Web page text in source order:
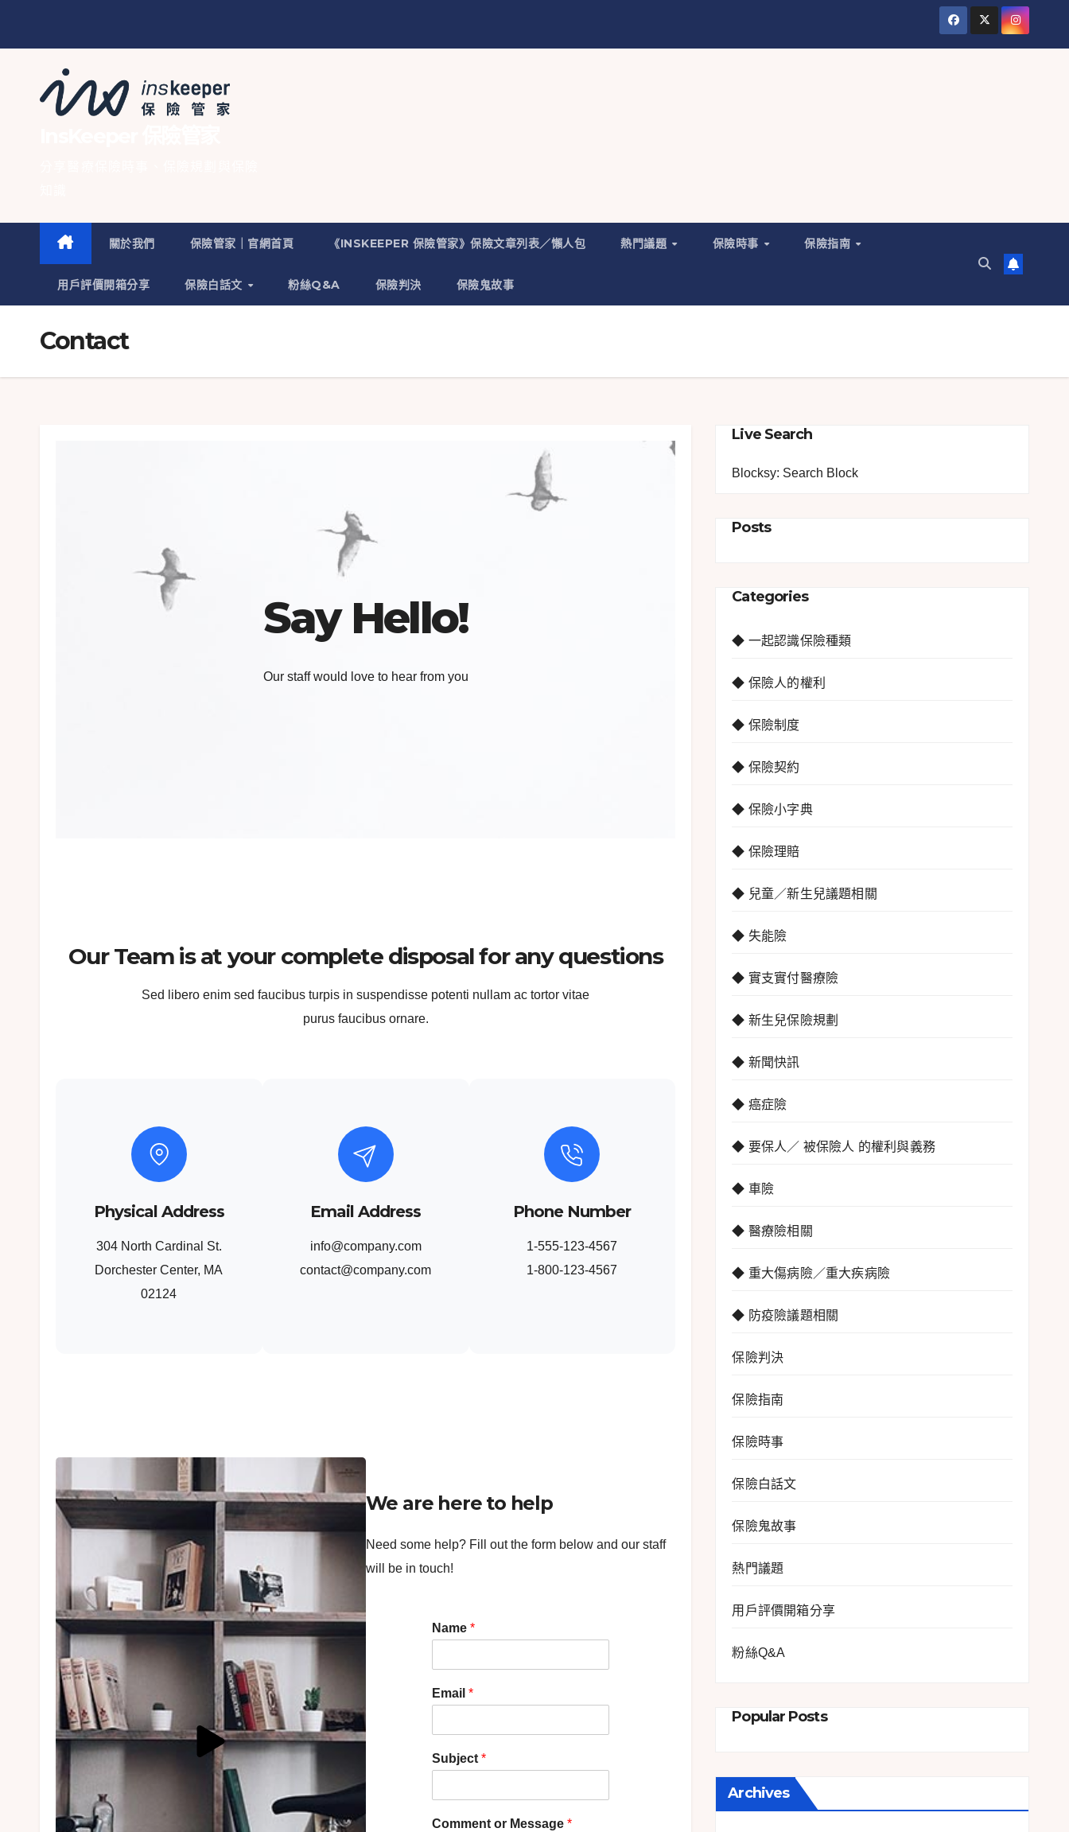
關於我們 保險管家｜官網首頁 《INSKEEPER 保險管家》保險文章列表／懶人包 熱門議題 保險時事 保險指南
用戶評價開箱分享 保險白話文 粉絲Q&A 保險判決 保險鬼故事
Contact
Say Hello!
Our staff would love to hear from you
Our Team is at your complete disposal for any questions
Sed libero enim sed faucibus turpis in suspendisse potenti nullam ac tortor vitae
purus faucibus ornare.
Physical Address
304 North Cardinal St.
Dorchester Center, MA
02124
Email Address
info@company.com
contact@company.com
Phone Number
1-555-123-4567
1-800-123-4567
We are here to help
Need some help? Fill out the form below and our staff
will be in touch!
Name *
Email *
Subject *
Comment or Message *
Live Search
Blocksy: Search Block
Posts
Categories
◆ 一起認識保險種類
◆ 保險人的權利
◆ 保險制度
◆ 保險契約
◆ 保險小字典
◆ 保險理賠
◆ 兒童／新生兒議題相關
◆ 失能險
◆ 實支實付醫療險
◆ 新生兒保險規劃
◆ 新聞快訊
◆ 癌症險
◆ 要保人／ 被保險人 的權利與義務
◆ 車險
◆ 醫療險相關
◆ 重大傷病險／重大疾病險
◆ 防疫險議題相關
保險判決
保險指南
保險時事
保險白話文
保險鬼故事
熱門議題
用戶評價開箱分享
粉絲Q&A
Popular Posts
Archives